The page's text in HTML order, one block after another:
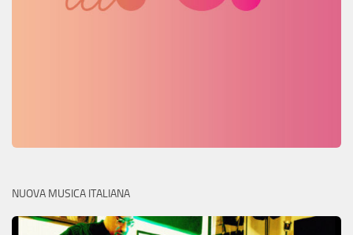
NUOVA MUSICA ITALIANA